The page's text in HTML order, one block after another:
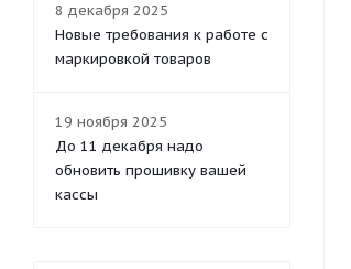
8 декабря 2025
Новые требования к работе с
маркировкой товаров
19 ноября 2025
До 11 декабря надо
обновить прошивку вашей
кассы